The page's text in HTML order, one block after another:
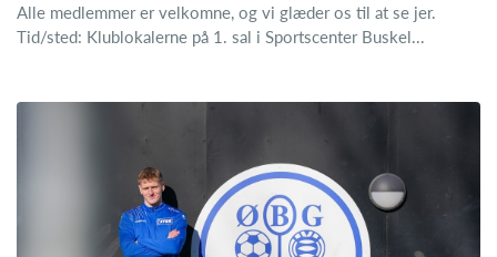
Alle medlemmer er velkomne, og vi glæder os til at se jer.
Tid/sted: Klublokalerne på 1. sal i Sportscenter Buskel...